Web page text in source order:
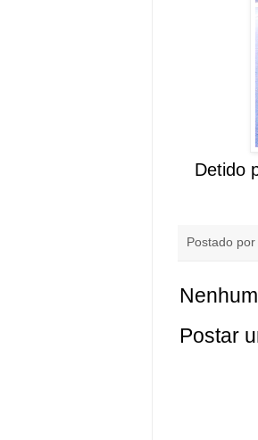
Detido
Postado por
Postar